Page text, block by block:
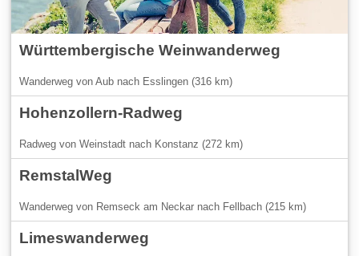
Württembergische Weinwanderweg
Wanderweg von Aub nach Esslingen (316 km)
Hohenzollern-Radweg
Radweg von Weinstadt nach Konstanz (272 km)
RemstalWeg
Wanderweg von Remseck am Neckar nach Fellbach (215 km)
Limeswanderweg